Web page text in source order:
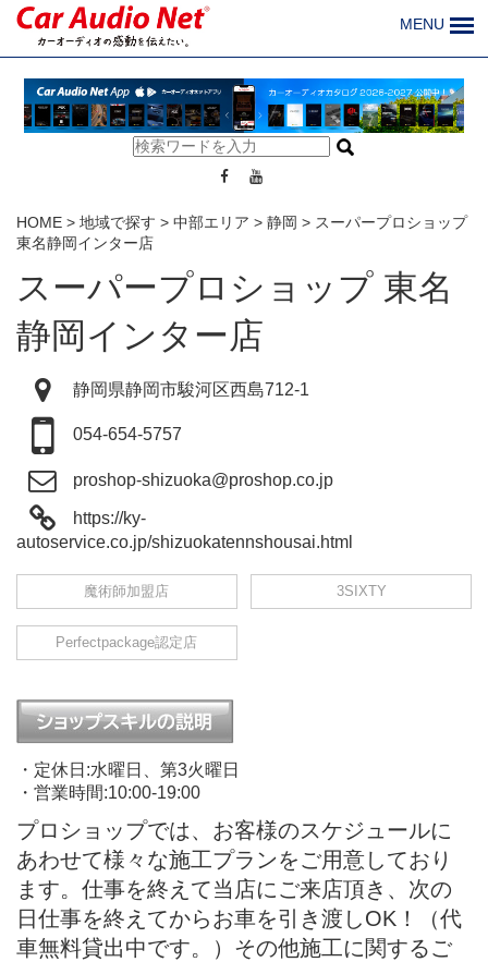
MENU
HOME > 地域で探す > 中部エリア > 静岡 > スーパープロショップ
東名静岡インター店
スーパープロショップ 東名
静岡インター店
静岡県静岡市駿河区西島712-1
054-654-5757
proshop-shizuoka@proshop.co.jp
https://ky-
autoservice.co.jp/shizuokatennshousai.html
魔術師加盟店 3SIXTY
Perfectpackage認定店
・定休日:水曜日、第3火曜日
・営業時間:10:00-19:00
プロショップでは、お客様のスケジュールに
あわせて様々な施工プランをご用意しており
ます。仕事を終えて当店にご来店頂き、次の
日仕事を終えてからお車を引き渡しOK！（代
車無料貸出中です。）その他施工に関するご